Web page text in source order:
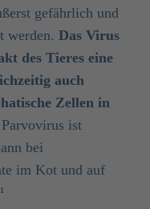
gefährlich und
werden. Das Virus
des Tieres eine
auch
Zellen in
ist
bei
im Kot und auf